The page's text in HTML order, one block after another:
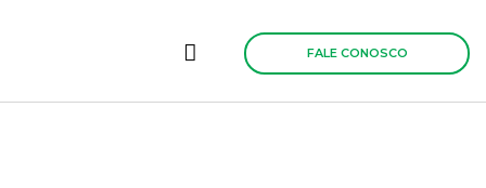
FALE CONOSCO